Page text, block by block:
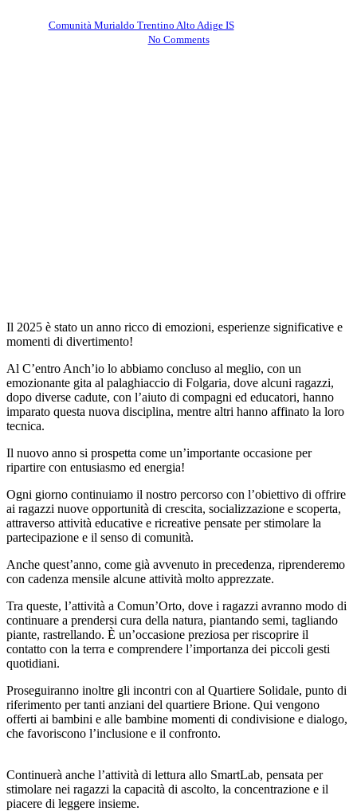
Comunità Murialdo Trentino Alto Adige IS
No Comments
Il 2025 è stato un anno ricco di emozioni, esperienze significative e
momenti di divertimento!
Al C’entro Anch’io lo abbiamo concluso al meglio, con un
emozionante gita al palaghiaccio di Folgaria, dove alcuni ragazzi,
dopo diverse cadute, con l’aiuto di compagni ed educatori, hanno
imparato questa nuova disciplina, mentre altri hanno affinato la loro
tecnica.
Il nuovo anno si prospetta come un’importante occasione per
ripartire con entusiasmo ed energia!
Ogni giorno continuiamo il nostro percorso con l’obiettivo di offrire
ai ragazzi nuove opportunità di crescita, socializzazione e scoperta,
attraverso attività educative e ricreative pensate per stimolare la
partecipazione e il senso di comunità.
Anche quest’anno, come già avvenuto in precedenza, riprenderemo
con cadenza mensile alcune attività molto apprezzate.
Tra queste, l’attività a Comun’Orto, dove i ragazzi avranno modo di
continuare a prendersi cura della natura, piantando semi, tagliando
piante, rastrellando. È un’occasione preziosa per riscoprire il
contatto con la terra e comprendere l’importanza dei piccoli gesti
quotidiani.
Proseguiranno inoltre gli incontri con al Quartiere Solidale, punto di
riferimento per tanti anziani del quartiere Brione. Qui vengono
offerti ai bambini e alle bambine momenti di condivisione e dialogo,
che favoriscono l’inclusione e il confronto.
Continuerà anche l’attività di lettura allo SmartLab, pensata per
stimolare nei ragazzi la capacità di ascolto, la concentrazione e il
piacere di leggere insieme.